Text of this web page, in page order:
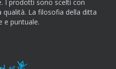
I prodotti sono scelti con
La filosofia della ditta
e puntuale.